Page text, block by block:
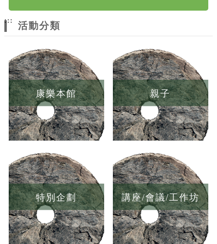
:::
活動分類
康樂本館 親子
特別企劃 講座/會議/工作坊